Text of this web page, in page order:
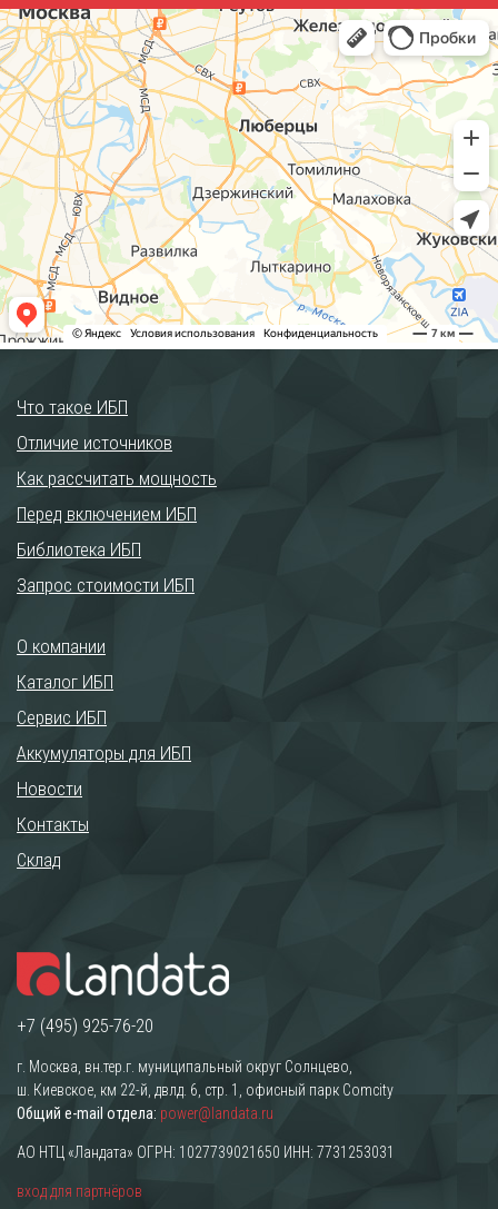
Что такое ИБП
Отличие источников
Как рассчитать мощность
Перед включением ИБП
Библиотека ИБП
Запрос стоимости ИБП
О компании
Каталог ИБП
Сервис ИБП
Аккумуляторы для ИБП
Новости
Контакты
Склад
+7 (495) 925-76-20
г. Москва, вн.тер.г. муниципальный округ Солнцево,
ш. Киевское, км 22-й, двлд. 6, стр. 1, офисный парк Comcity
Общий e-mail отдела: power@landata.ru
АО НТЦ «Ландата» ОГРН: 1027739021650 ИНН: 7731253031
вход для партнёров